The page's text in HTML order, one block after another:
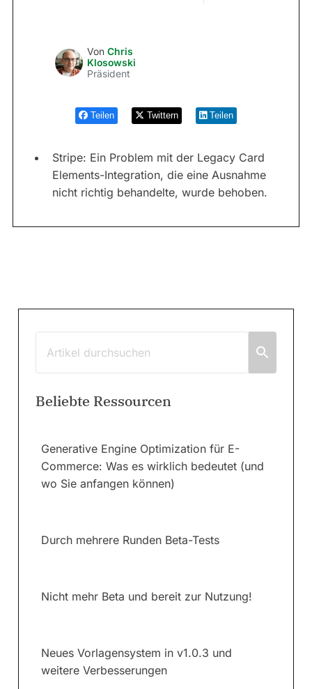
Von Chris
Klosowski
Präsident
Teilen Twittern Teilen
Stripe: Ein Problem mit der Legacy Card
Elements-Integration, die eine Ausnahme
nicht richtig behandelte, wurde behoben.
Beliebte Ressourcen
Generative Engine Optimization für E-
Commerce: Was es wirklich bedeutet (und
wo Sie anfangen können)
Durch mehrere Runden Beta-Tests
Nicht mehr Beta und bereit zur Nutzung!
Neues Vorlagensystem in v1.0.3 und
weitere Verbesserungen